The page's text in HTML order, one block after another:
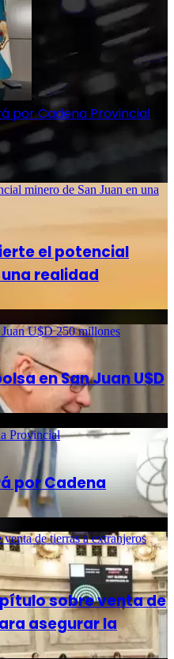
por Cadena Provincial
minero de San Juan en una
el potencial
realidad
U$D 250 millones
en San Juan U$D
Provincial
por Cadena
de tierras a extranjeros
sobre venta de
asegurar la